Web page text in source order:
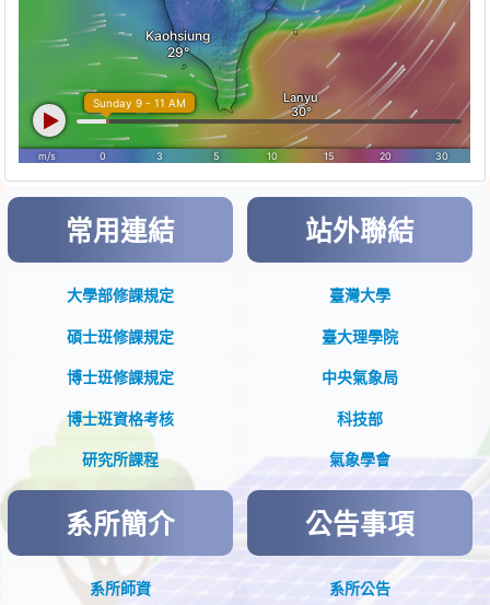
游政谷老師「Origin of outer tropical cyclone
常用連結
大學部修課規定
碩士班修課規定
博士班修課規定
博士班資格考核
研究所課程
站外聯結
臺灣大學
臺大理學院
中央氣象局
科技部
氣象學會
系所簡介
系所師資
公告事項
系所公告